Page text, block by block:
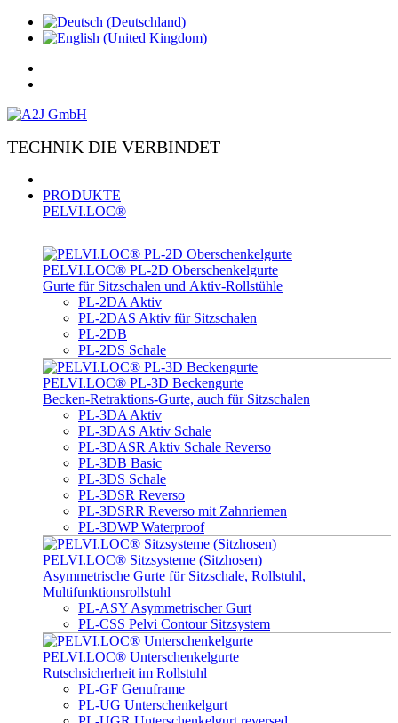
TECHNIK DIE VERBINDET
PRODUKTE
PELVI.LOC®
PELVI.LOC® PL-­2D Oberschenkelgurte
Gurte für Sitzschalen und Aktiv-Rollstühle
PL-2DA Aktiv
PL-2DAS Aktiv für Sitzschalen
PL-2DB
PL-2DS Schale
PELVI.LOC® PL-3D Beckengurte
Becken-Retraktions-Gurte, auch für Sitzschalen
PL-3DA Aktiv
PL-3DAS Aktiv Schale
PL-3DASR Aktiv Schale Reverso
PL-3DB Basic
PL-3DS Schale
PL-3DSR Reverso
PL-3DSRR Reverso mit Zahnriemen
PL-3DWP Waterproof
PELVI.LOC® Sitzsysteme (Sitzhosen)
Asymmetrische Gurte für Sitzschale, Rollstuhl,
Multifunktionsrollstuhl
PL-ASY Asymmetrischer Gurt
PL-CSS Pelvi Contour Sitzsystem
PELVI.LOC® Unterschenkelgurte
Rutschsicherheit im Rollstuhl
PL-GF Genuframe
PL-UG Unterschenkelgurt